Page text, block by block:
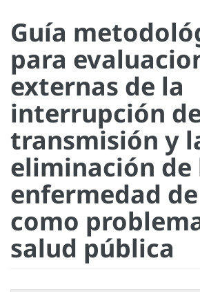
Guía
para
externas de la
interrupción
transmisión y
eliminación de
enfermedad
como
salud pública